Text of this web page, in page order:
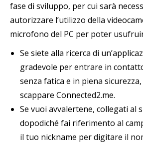
fase di sviluppo, per cui sarà
autorizzare l’utilizzo della
microfono del PC per poter
Se siete alla ricerca di
gradevole per entrare in
senza fatica e in piena
scappare Connected2.me.
Se vuoi avvalertene, collegati al
dopodiché fai riferimento al
il tuo nickname per digitare il